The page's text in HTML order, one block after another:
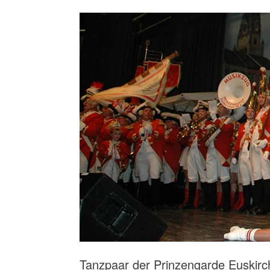
Tanzpaar der Prinzengarde